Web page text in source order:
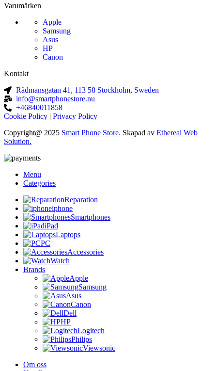
Varumärken
Apple
Samsung
Asus
HP
Canon
Kontakt
Rådmansgatan 41, 113 58 Stockholm, Sweden
info@smartphonestore.nu
+46840011858
Cookie Policy | Privacy Policy
Copyright@ 2025 Smart Phone Store. Skapad av Ethereal Web
Solution.
Menu
Categories
Reparation
iphone
Smartphones
iPad
Laptops
PC
Accessories
Watch
Brands
Apple
Samsung
Asus
Canon
Dell
HP
Logitech
Philips
Viewsonic
Om oss